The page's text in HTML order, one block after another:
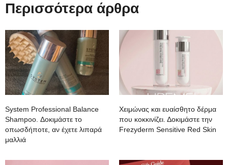
Περισσότερα άρθρα
System Professional Balance
Shampoo. Δοκιμάστε το
οπωσδήποτε, αν έχετε λιπαρά
μαλλιά
Χειμώνας και ευαίσθητο δέρμα
που κοκκινίζει. Δοκιμάστε την
Frezyderm Sensitive Red Skin